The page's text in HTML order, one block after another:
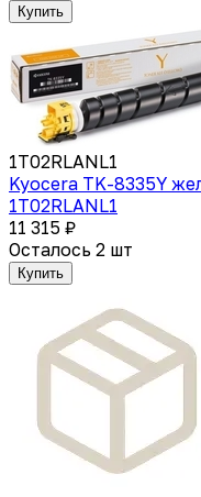
Купить
1T02RLANL1
Kyocera TK-8335Y
1T02RLANL1
11 315 ₽
Осталось 2 шт
Купить